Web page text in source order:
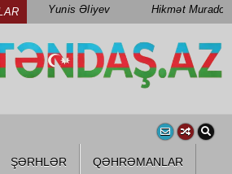
Yunis Əliyev Hikmət Muradov
ŞƏRHLƏR QƏHRƏMANLAR